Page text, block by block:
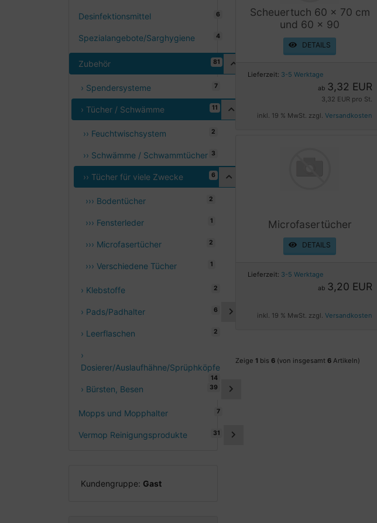
Desinfektionsmittel 6
Spezialangebote/Sarghygiene 4
Zubehör 81
› Spendersysteme 7
› Tücher / Schwämme 11
›› Feuchtwischsystem 2
›› Schwämme / Schwammtücher 3
›› Tücher für viele Zwecke 6
››› Bodentücher 2
››› Fensterleder 1
››› Microfasertücher 2
››› Verschiedene Tücher 1
› Klebstoffe 2
› Pads/Padhalter 6
› Leerflaschen 2
›
Dosierer/Auslaufhähne/Sprüphköpfe
14
› Bürsten, Besen 39
Mopps und Mopphalter 7
Vermop Reinigungsprodukte 31
Kundengruppe: Gast
Scheuertuch 60 x 70 cm
und 60 x 90
DETAILS
Lieferzeit: 3-5 Werktage
ab 3,32 EUR
3,32 EUR pro St.
inkl. 19 % MwSt. zzgl. Versandkosten
Microfasertücher
DETAILS
Lieferzeit: 3-5 Werktage
ab 3,20 EUR
inkl. 19 % MwSt. zzgl. Versandkosten
Zeige 1 bis 6 (von insgesamt 6 Artikeln)